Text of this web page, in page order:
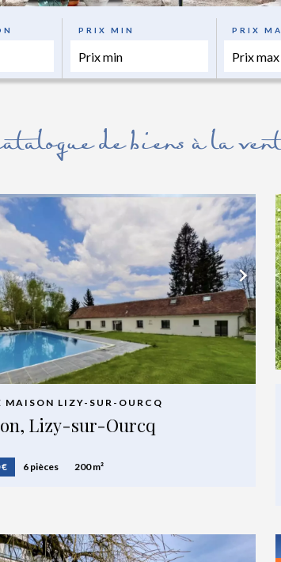
PRIX MIN PRIX
de biens à la
MAISON LIZY-SUR-OURCQ
Lizy-sur-Ourcq
6 pièces 200 m²